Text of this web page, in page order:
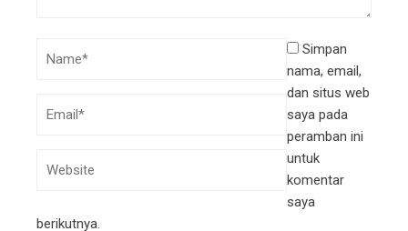
Simpan
nama, email,
dan situs web
saya pada
peramban ini
untuk
komentar
saya
berikutnya.